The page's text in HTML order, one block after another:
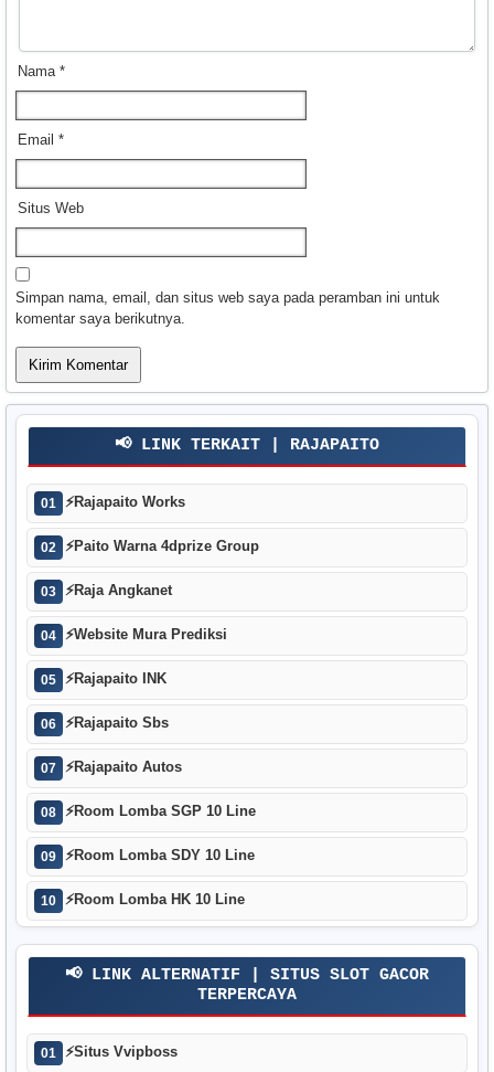
Nama *
Email *
Situs Web
Simpan nama, email, dan situs web saya pada peramban ini untuk
komentar saya berikutnya.
📢 LINK TERKAIT | RAJAPAITO
01 ⚡Rajapaito Works
02 ⚡Paito Warna 4dprize Group
03 ⚡Raja Angkanet
04 ⚡Website Mura Prediksi
05 ⚡Rajapaito INK
06 ⚡Rajapaito Sbs
07 ⚡Rajapaito Autos
08 ⚡Room Lomba SGP 10 Line
09 ⚡Room Lomba SDY 10 Line
10 ⚡Room Lomba HK 10 Line
📢 LINK ALTERNATIF | SITUS SLOT GACOR
TERPERCAYA
01 ⚡Situs Vvipboss